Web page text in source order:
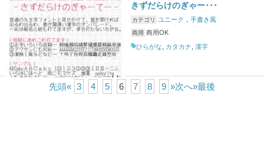
きずだらけのぎゃー･･･
カテゴリ ユニーク ， 手書き風
商用 商用OK
ひらがな
カタカナ 漢字
先頭« 3 4 5 6 7 8 9 »次へ»最後